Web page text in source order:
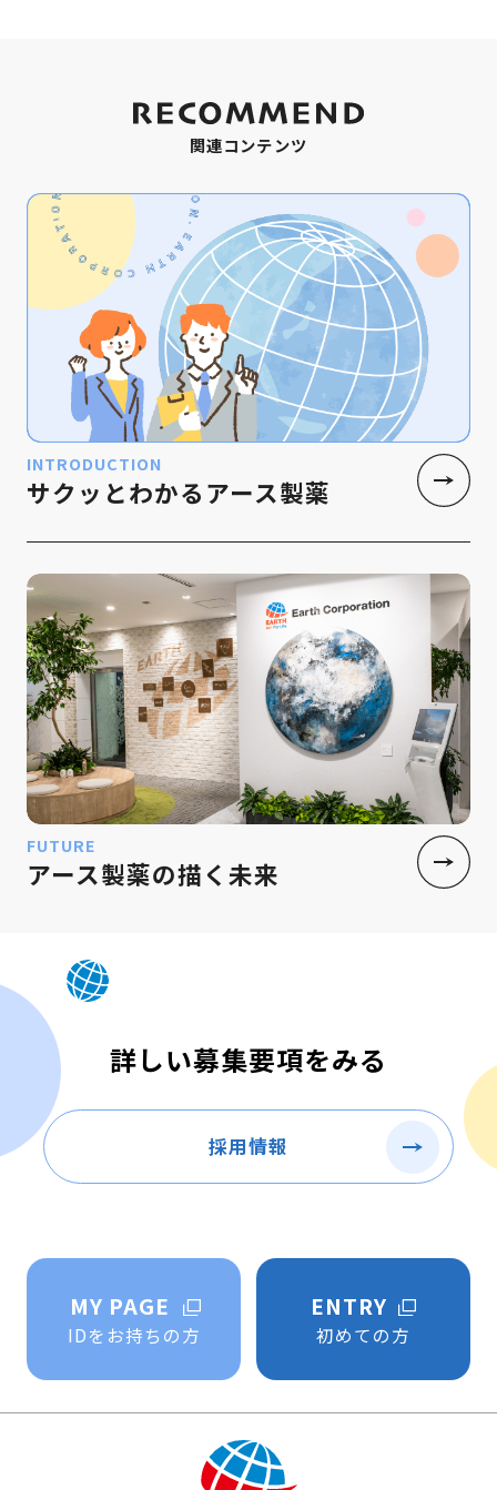
関連コンテンツ
INTRODUCTION
サクッとわかるアース製薬
FUTURE
アース製薬の描く未来
詳しい募集要項をみる
採用情報
MY PAGE
IDをお持ちの方
ENTRY
初めての方